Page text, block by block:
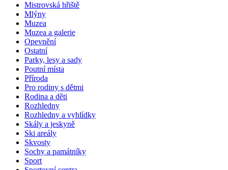
Mistrovská hřiště
Mlýny
Muzea
Muzea a galerie
Opevnění
Ostatní
Parky, lesy a sady
Poutní místa
Příroda
Pro rodiny s dětmi
Rodina a děti
Rozhledny
Rozhledny a vyhlídky
Skály a jeskyně
Ski areály
Skvosty
Sochy a památníky
Sport